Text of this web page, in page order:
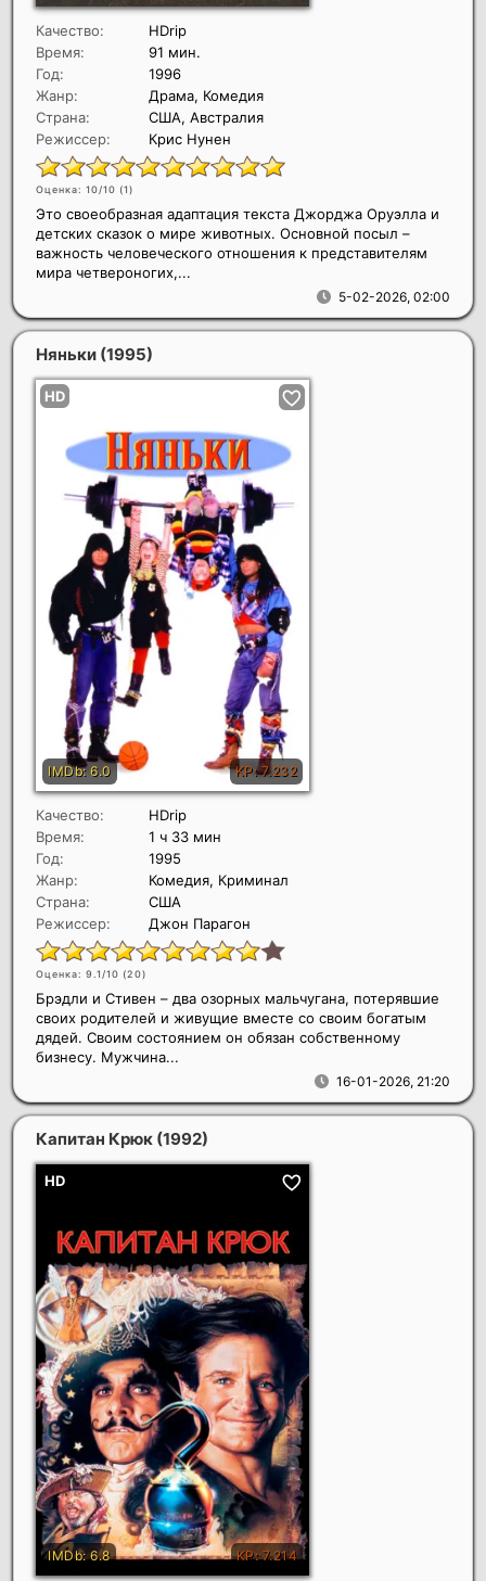
Качество:
HDrip
Время:
91 мин.
Год:
1996
Жанр:
Драма, Комедия
Страна:
США, Австралия
Режиссер:
Крис Нунен
Оценка: 10/10 (1)
5-02-2026, 02:00
Это своеобразная адаптация текста Джорджа Оруэлла и
детских сказок о мире животных. Основной посыл –
важность человеческого отношения к представителям
мира четвероногих,...
Няньки (1995)
Качество:
HDrip
Время:
1 ч 33 мин
Год:
1995
Жанр:
Комедия, Криминал
Страна:
США
Режиссер:
Джон Парагон
Оценка: 9.1/10 (20)
16-01-2026, 21:20
Брэдли и Стивен – два озорных мальчугана, потерявшие
своих родителей и живущие вместе со своим богатым
дядей. Своим состоянием он обязан собственному
бизнесу. Мужчина...
Капитан Крюк (1992)